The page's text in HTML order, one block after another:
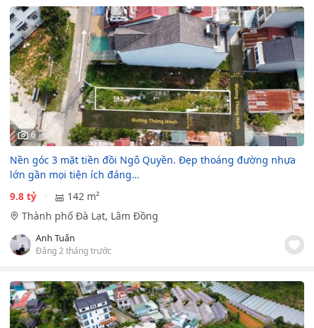
6
Nền góc 3 mặt tiền đồi Ngô Quyền. Đẹp thoáng đường nhựa
lớn gần mọi tiện ích đáng…
9.8 tỷ
142 m²
Thành phố Đà Lạt, Lâm Đồng
Anh Tuấn
Đăng 2 tháng trước